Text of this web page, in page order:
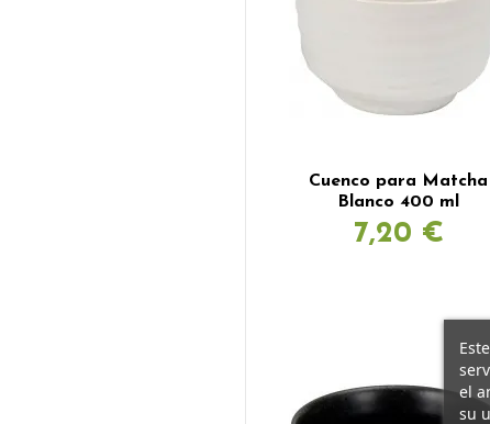
Cuenco para Matcha
Blanco 400 ml
7,20 €
el
su